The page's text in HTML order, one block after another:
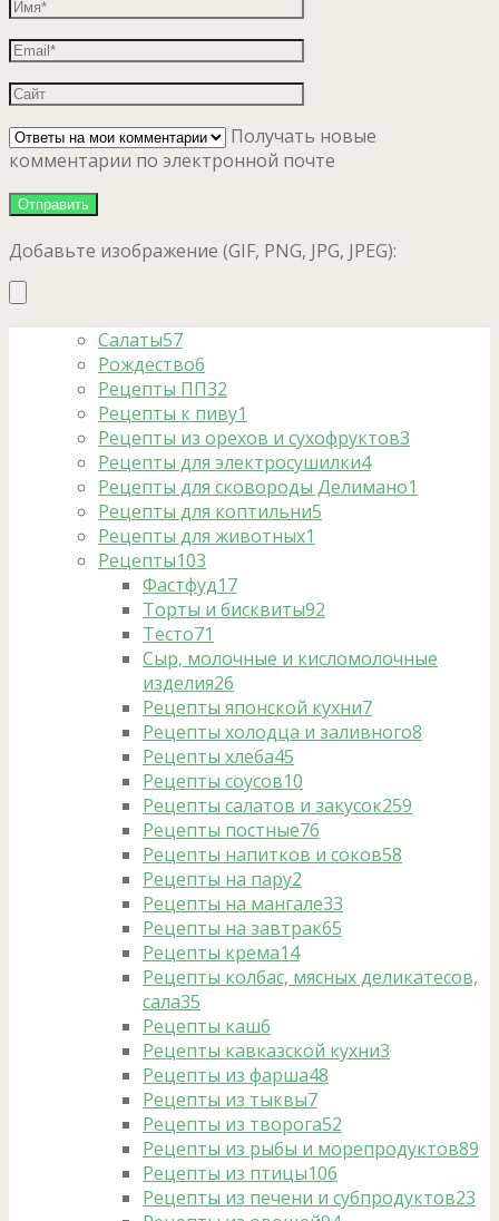
Получать новые
комментарии по электронной почте
Добавьте изображение (GIF, PNG, JPG, JPEG):
Салаты57
Рождество6
Рецепты ПП32
Рецепты к пиву1
Рецепты из орехов и сухофруктов3
Рецепты для электросушилки4
Рецепты для сковороды Делимано1
Рецепты для коптильни5
Рецепты для животных1
Рецепты103
Фастфуд17
Торты и бисквиты92
Тесто71
Сыр, молочные и кисломолочные
изделия26
Рецепты японской кухни7
Рецепты холодца и заливного8
Рецепты хлеба45
Рецепты соусов10
Рецепты салатов и закусок259
Рецепты постные76
Рецепты напитков и соков58
Рецепты на пару2
Рецепты на мангале33
Рецепты на завтрак65
Рецепты крема14
Рецепты колбас, мясных деликатесов,
сала35
Рецепты каш6
Рецепты кавказской кухни3
Рецепты из фарша48
Рецепты из тыквы7
Рецепты из творога52
Рецепты из рыбы и морепродуктов89
Рецепты из птицы106
Рецепты из печени и субпродуктов23